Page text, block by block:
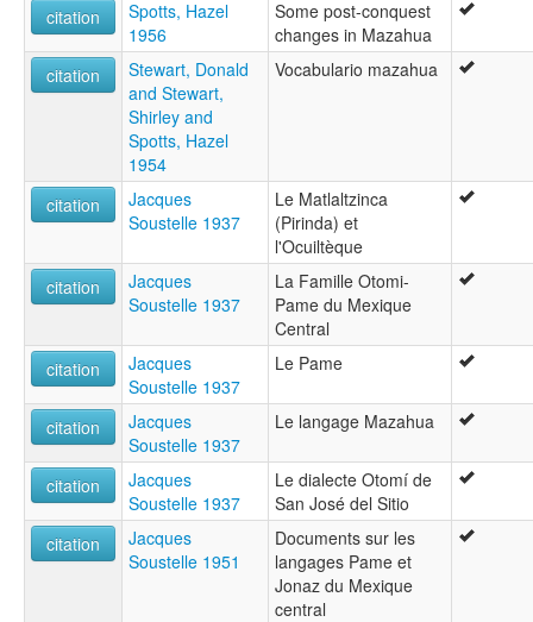
citation
Spotts, Hazel
1956
Some post-conquest
changes in Mazahua
citation
Stewart, Donald
and Stewart,
Shirley and
Spotts, Hazel
1954
Vocabulario mazahua
citation
Jacques
Soustelle 1937
Le Matlaltzinca
(Pirinda) et
l'Ocuiltèque
citation
Jacques
Soustelle 1937
La Famille Otomi-
Pame du Mexique
Central
citation
Jacques
Soustelle 1937
Le Pame
citation
Jacques
Soustelle 1937
Le langage Mazahua
citation
Jacques
Soustelle 1937
Le dialecte Otomí de
San José del Sitio
citation
Jacques
Soustelle 1951
Documents sur les
langages Pame et
Jonaz du Mexique
central